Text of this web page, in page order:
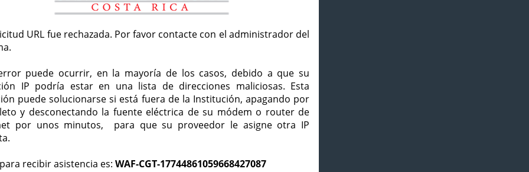
URL fue rechazada. Por favor contacte con el administrador del
puede ocurrir, en la mayoría de los casos, debido a que su
IP podría estar en una lista de direcciones maliciosas. Esta
puede solucionarse si está fuera de la Institución, apagando por
y desconectando la fuente eléctrica de su módem o router de
por unos minutos, para que su proveedor le asigne otra IP
recibir asistencia es: WAF-CGT-17744861059668427087